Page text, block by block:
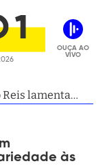
OUÇA AO
VIVO
Reis lamenta
às
às